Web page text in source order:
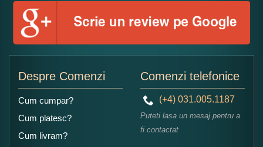
Numele dumneavoastra:
Despre Comenzi
Cum cumpar?
Cum platesc?
Cum livram?
Comenzi telefonice
(+4) 031.005.1187
Puteti lasa un mesaj pentru a
fi contactat